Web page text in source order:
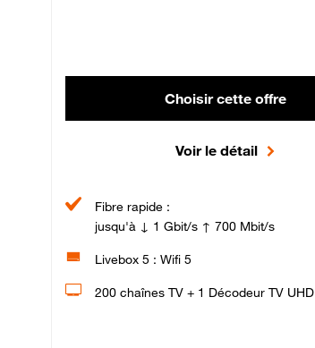
Choisir cette offre
Voir le détail
Fibre rapide :
jusqu'à ↓ 1 Gbit/s ↑ 700 Mbit/s
Livebox 5 : Wifi 5
200 chaînes TV + 1 Décodeur TV UHD